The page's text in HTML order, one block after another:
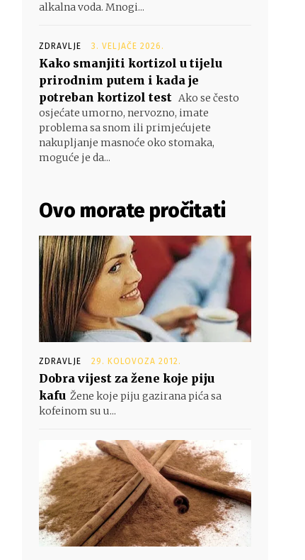
alkalna voda. Mnogi...
ZDRAVLJE 3. VELJAČE 2026.
Kako smanjiti kortizol u tijelu
prirodnim putem i kada je
potreban kortizol test Ako se često
osjećate umorno, nervozno, imate
problema sa snom ili primjećujete
nakupljanje masnoće oko stomaka,
moguće je da...
Ovo morate pročitati
ZDRAVLJE 29. KOLOVOZA 2012.
Dobra vijest za žene koje piju
kafu Žene koje piju gazirana pića sa
kofeinom su u...